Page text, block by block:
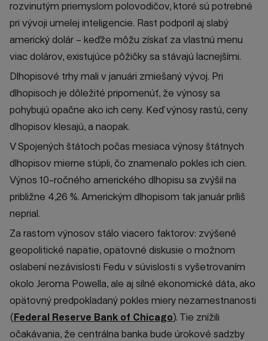
rozvinutým priemyslom polovodičov, ktoré sú potrebné
pri vývoji umelej inteligencie. Rast podporil aj slabý
americký dolár – keďže môžu získať za vlastnú menu
viac dolárov, existujúce pôžičky sa stávajú lacnejšími.
Dlhopisové trhy mali v januári zmiešaný vývoj. Pri
dlhopisoch je dôležité pripomenúť, že výnosy sa
pohybujú opačne ako ich ceny. Keď výnosy rastú, ceny
dlhopisov klesajú, a naopak.
V Spojených štátoch počas mesiaca výnosy štátnych
dlhopisov mierne stúpli, čo znamenalo pokles ich cien.
Výnos 10-ročného amerického dlhopisu sa zvýšil na
približne 4,26 %. Americkým dlhopisom tak január príliš
neprial.
Za rastom výnosov stálo viacero faktorov: zvýšené
geopolitické napätie, opätovné diskusie o možnom
oslabení nezávislosti Fedu v súvislosti s vyšetrovaním
okolo Jeroma Powella, ale aj silné ekonomické dáta, ako
opätovný predpokladaný pokles miery nezamestnanosti
( Federal Reserve Bank of Chicago). Tie znížili
očakávania, že centrálna banka bude úrokové sadzby